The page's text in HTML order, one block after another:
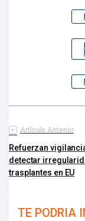
Artículo Anterior
Refuerzan
detectar
trasplantes en EU
TE PODRIA